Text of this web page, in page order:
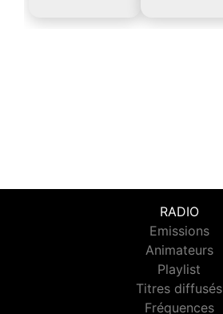
RADIO
Emissions
Animateurs
Playlist
Titres diffusés
Fréquences